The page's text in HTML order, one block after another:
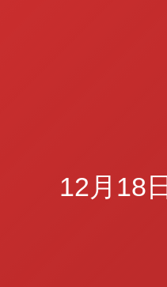
12月18